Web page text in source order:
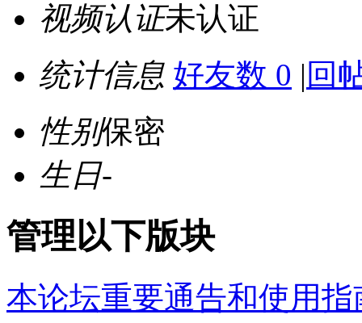
视频认证未认证
统计信息 好友数 0 | 回
性别保密
生日-
管理以下版块
本论坛重要通告和使用指